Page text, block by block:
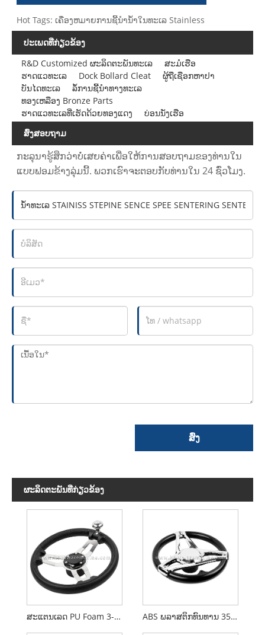
Hot Tags: ເຄື່ອງຫມາຍການຊີ້ນໍານ້ໍາໃນທະເລ Stainless
ປະເພດທີ່ກ່ຽວຂ້ອງ
R&D Customized ຜະລິດຕະພັນທະເລ
ສະມໍເຮືອ
ຮາດແວທະເລ
Dock Bollard Cleat
ຜູ້ຖືເຊືອກຫາປາ
ບັນໄດທະເລ
ລໍ້ການຊີ້ນໍາທາງທະເລ
ທອງເຫລືອງ Bronze Parts
ຮາດແວທະເລທີ່ເຮັດດ້ວຍທອງແດງ
ບ່ອນນັ່ງເຮືອ
ສົ່ງສອບຖາມ
ກະລຸນາຮູ້ສຶກວ່າບໍ່ເສຍຄ່າເພື່ອໃຫ້ການສອບຖາມຂອງທ່ານໃນ
ແບບຟອມຂ້າງລຸ່ມນີ້. ພວກເຮົາຈະຕອບກັບທ່ານໃນ 24 ຊົ່ວໂມງ.
ສົ່ງ
ຜະ​ລິດ​ຕະ​ພັນ​ທີ່​ກ່ຽວ​ຂ້ອງ
ສະແຕນເລດ PU Foam 3-Spoke Boat Steering Wheel With Knob ABS ພລາສຕິກທົນທານ 350MM Boat Steering Wheel